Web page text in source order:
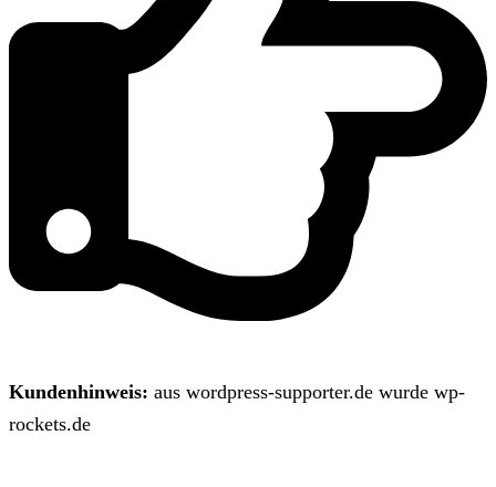
Kundenhinweis: aus wordpress-supporter.de wurde wp-
rockets.de